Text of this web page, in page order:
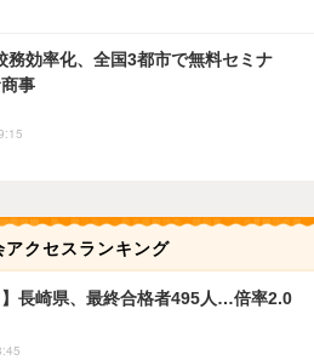
務効率化、全国3都市で無料セミナ
事
アクセスランキング
】長崎県、最終合格者495人…倍率2.0